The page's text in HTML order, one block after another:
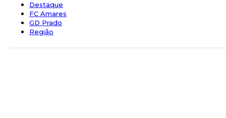
Destaque
FC Amares
GD Prado
Região